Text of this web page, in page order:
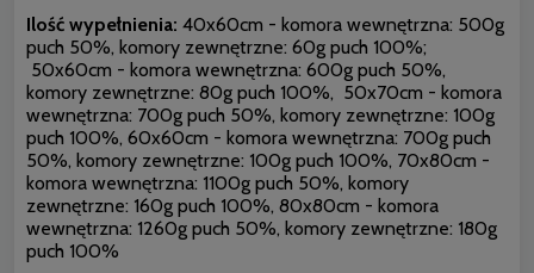
Ilość wypełnienia: 40x60cm - komora wewnętrzna: 500g
puch 50%, komory zewnętrzne: 60g puch 100%;
50x60cm - komora wewnętrzna: 600g puch 50%,
komory zewnętrzne: 80g puch 100%, 50x70cm - komora
wewnętrzna: 700g puch 50%, komory zewnętrzne: 100g
puch 100%, 60x60cm - komora wewnętrzna: 700g puch
50%, komory zewnętrzne: 100g puch 100%, 70x80cm -
komora wewnętrzna: 1100g puch 50%, komory
zewnętrzne: 160g puch 100%, 80x80cm - komora
wewnętrzna: 1260g puch 50%, komory zewnętrzne: 180g
puch 100%